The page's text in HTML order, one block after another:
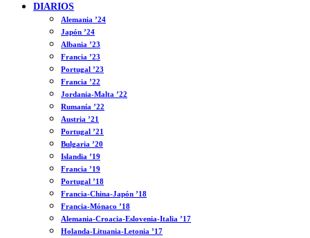
DIARIOS
Alemania ’24
Japón ’24
Albania ’23
Francia ’23
Portugal ’23
Francia ’22
Jordania-Malta ’22
Rumanía ’22
Austria ’21
Portugal ’21
Bulgaria ’20
Islandia ’19
Francia ’19
Portugal ’18
Francia-China-Japón ’18
Francia-Mónaco ’18
Alemania-Croacia-Eslovenia-Italia ’17
Holanda-Lituania-Letonia ’17